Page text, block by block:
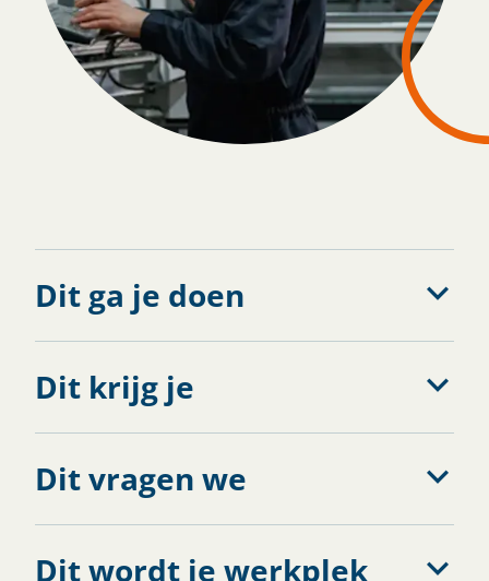
Solliciteren
Dit ga je doen
Dit krijg je
Dit vragen we
Dit wordt je werkplek